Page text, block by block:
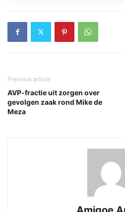
Previous article
AVP-fractie uit zorgen over
gevolgen zaak rond Mike de
Meza